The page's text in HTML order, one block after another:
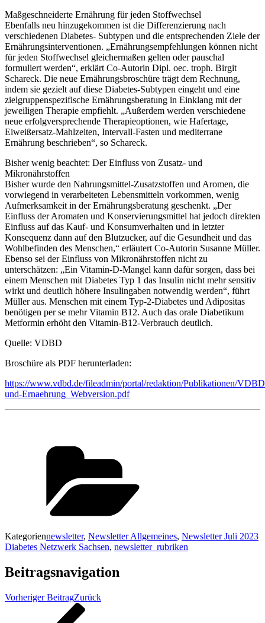
Maßgeschneiderte Ernährung für jeden Stoffwechsel
Ebenfalls neu hinzugekommen ist die Differenzierung nach
verschiedenen Diabetes- Subtypen und die entsprechenden Ziele der
Ernährungsinterventionen. „Ernährungsempfehlungen können nicht
für jeden Stoffwechsel gleichermaßen gelten oder pauschal
formuliert werden“, erklärt Co-Autorin Dipl. oec. troph. Birgit
Schareck. Die neue Ernährungsbroschüre trägt dem Rechnung,
indem sie gezielt auf diese Diabetes-Subtypen eingeht und eine
zielgruppenspezifische Ernährungsberatung in Einklang mit der
jeweiligen Therapie empfiehlt. „Außerdem werden verschiedene
neue erfolgversprechende Therapieoptionen, wie Hafertage,
Eiweißersatz-Mahlzeiten, Intervall-Fasten und mediterrane
Ernährung beschrieben“, so Schareck.
Bisher wenig beachtet: Der Einfluss von Zusatz- und
Mikronährstoffen
Bisher wurde den Nahrungsmittel-Zusatzstoffen und Aromen, die
vorwiegend in verarbeiteten Lebensmitteln vorkommen, wenig
Aufmerksamkeit in der Ernährungsberatung geschenkt. „Der
Einfluss der Aromaten und Konservierungsmittel hat jedoch direkten
Einfluss auf das Kauf- und Konsumverhalten und in letzter
Konsequenz dann auf den Blutzucker, auf die Gesundheit und das
Wohlbefinden des Menschen,“ erläutert Co-Autorin Susanne Müller.
Ebenso sei der Einfluss von Mikronährstoffen nicht zu
unterschätzen: „Ein Vitamin-D-Mangel kann dafür sorgen, dass bei
einem Menschen mit Diabetes Typ 1 das Insulin nicht mehr sensitiv
wirkt und deutlich höhere Insulingaben notwendig werden“, führt
Müller aus. Menschen mit einem Typ-2-Diabetes und Adipositas
benötigen per se mehr Vitamin B12. Auch das orale Diabetikum
Metformin erhöht den Vitamin-B12-Verbrauch deutlich.
Quelle: VDBD
Broschüre als PDF herunterladen:
https://www.vdbd.de/fileadmin/portal/redaktion/Publikationen/
und-Ernaehrung_Webversion.pdf
Kategoriennewsletter, Newsletter Allgemeines, Newsletter Juli 2023
Diabetes Netzwerk Sachsen, newsletter_rubriken
Beitragsnavigation
Vorheriger BeitragZurück